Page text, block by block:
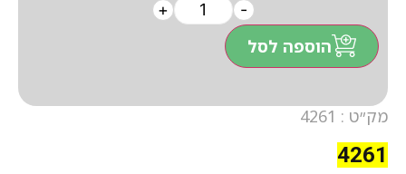
מק״ט : 4261
4261
-
+
הוספה לסל